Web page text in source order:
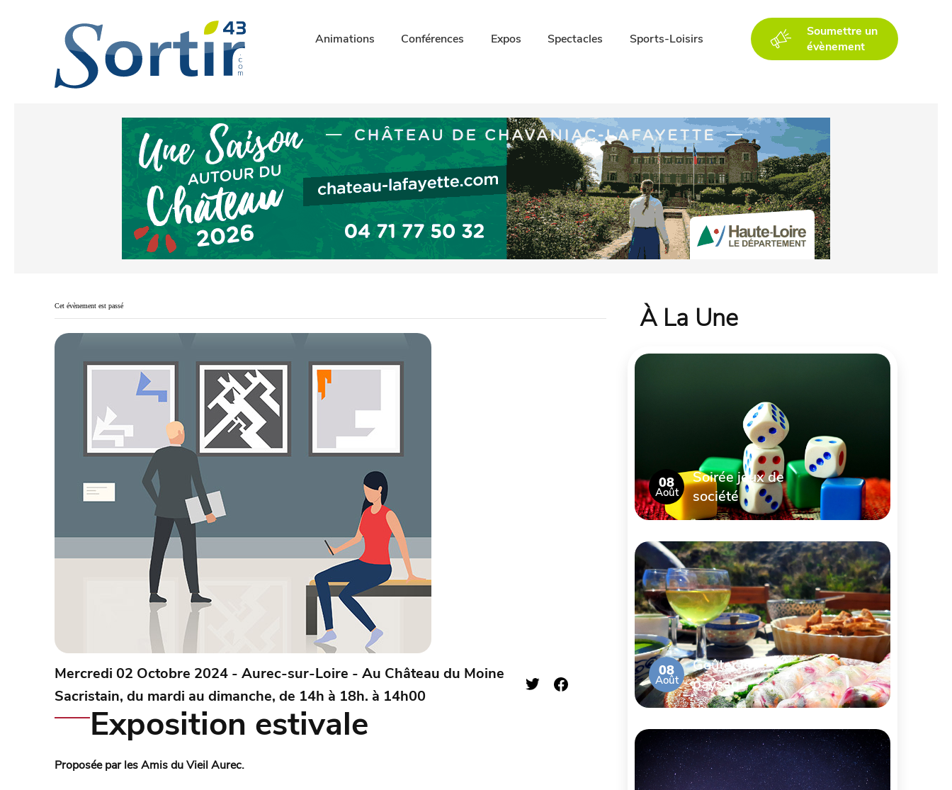
Animations Conférences Expos Spectacles Sports-Loisirs
Soumettre un
évènement
Cet évènement est passé
Mercredi 02 Octobre 2024 - Aurec-sur-Loire - Au Château du Moine
Sacristain, du mardi au dimanche, de 14h à 18h. à 14h00
Exposition estivale
Proposée par les Amis du Vieil Aurec.
À La Une
08
Août
Soirée jeux de
société
08
Août
Goûter le
paysage